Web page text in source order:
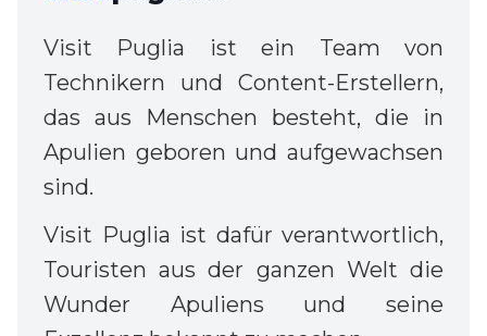
Visit Puglia ist ein Team von
Technikern und Content-Erstellern,
das aus Menschen besteht, die in
Apulien geboren und aufgewachsen
sind.
Visit Puglia ist dafür verantwortlich,
Touristen aus der ganzen Welt die
Wunder Apuliens und seine